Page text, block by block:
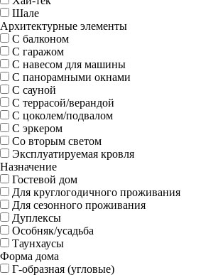
Шале
Архитектурные элементы
С балконом
С гаражом
С навесом для машины
С панорамными окнами
С сауной
С террасой/верандой
С цоколем/подвалом
С эркером
Со вторым светом
Эксплуатируемая кровля
Назначение
Гостевой дом
Для круглогодичного проживания
Для сезонного проживания
Дуплексы
Особняк/усадьба
Таунхаусы
Форма дома
Г-образная (угловые)